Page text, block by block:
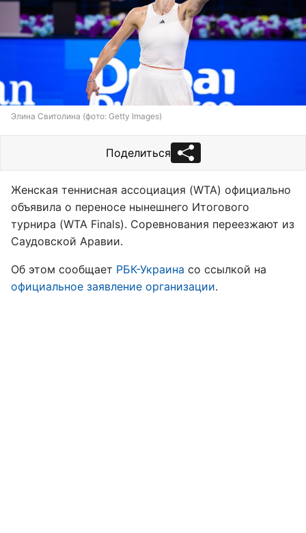
Элина Свитолина (фото: Getty Images)
Поделиться
Женская теннисная ассоциация (WTA) официально
объявила о переносе нынешнего Итогового
турнира (WTA Finals). Соревнования переезжают из
Саудовской Аравии.
Об этом сообщает РБК-Украина со ссылкой на
официальное заявление организации.